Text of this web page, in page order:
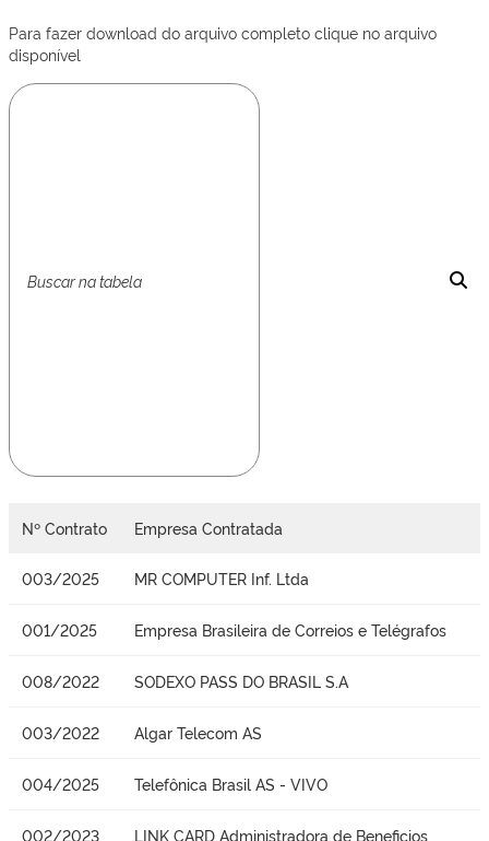
Para fazer download do arquivo completo clique no arquivo
disponível
Nº Contrato Empresa Contratada
003/2025 MR COMPUTER Inf. Ltda
001/2025 Empresa Brasileira de Correios e Telégrafos
008/2022 SODEXO PASS DO BRASIL S.A
003/2022 Algar Telecom AS
004/2025 Telefônica Brasil AS - VIVO
002/2023
LINK CARD Administradora de Beneficios